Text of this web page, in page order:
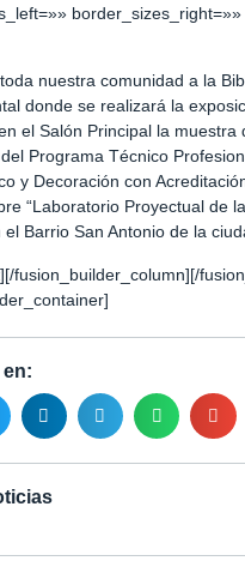
nuestra comunidad a la
donde se realizará la
el Salón Principal la muestra
Programa Técnico
y Decoración con
“Laboratorio Proyectual de
el Barrio San Antonio de la
fusion_builder_column][/